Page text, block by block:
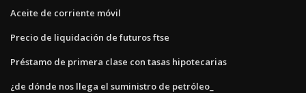
Aceite de corriente móvil
Precio de liquidación de futuros ftse
Préstamo de primera clase con tasas hipotecarias
¿de dónde nos llega el suministro de petróleo_